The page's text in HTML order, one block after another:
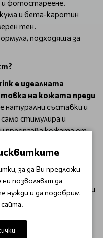
и фотостареене.
и бета-каротин
тен.
подходяща за
е идеалната
на кожата преди
натурални съставки и
стимулира и
предпазва кожата от
В
продукти на
здравословен и
добавки. Изберете
за вашето здраве и
за да Ви предложи
позволяват да
нужди и да подобрим